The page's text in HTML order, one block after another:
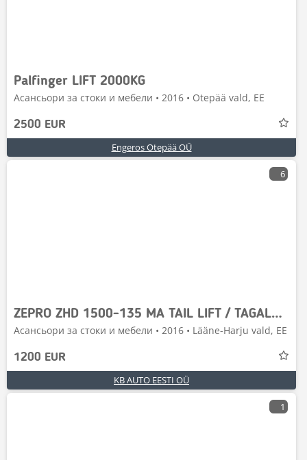
Palfinger LIFT 2000KG
Асансьори за стоки и мебели • 2016 • Otepää vald, EE
2500 EUR
Engeros Otepää OÜ
6
ZEPRO ZHD 1500-135 MA TAIL LIFT / TAGALUUKTÕSTUK
Асансьори за стоки и мебели • 2016 • Lääne-Harju vald, EE
1200 EUR
KB AUTO EESTI OÜ
1